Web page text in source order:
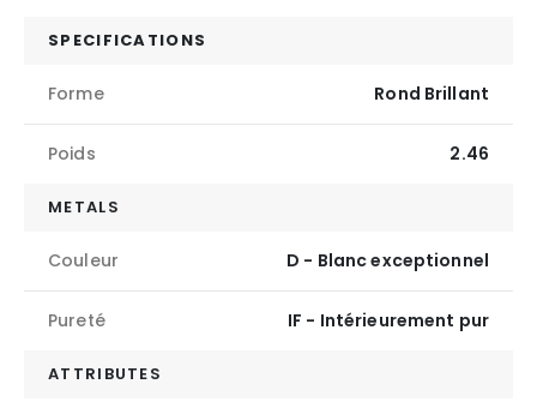
SPECIFICATIONS
Forme Rond Brillant
Poids 2.46
METALS
Couleur D - Blanc exceptionnel
Pureté IF - Intérieurement pur
ATTRIBUTES